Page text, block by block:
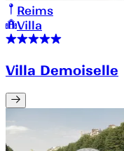
Reims
Villa
Villa Demoiselle